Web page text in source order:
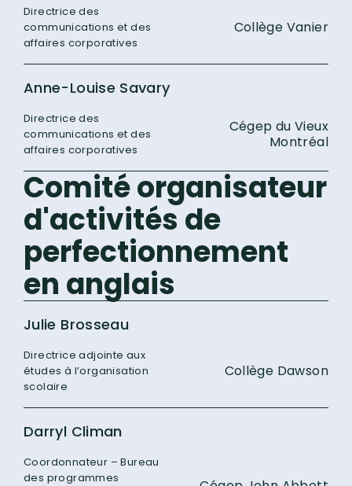
Directrice des
communications et des
affaires corporatives
Collège Vanier
Anne-Louise Savary
Directrice des
communications et des
affaires corporatives
Cégep du Vieux
Montréal
Comité organisateur
d'activités de
perfectionnement
en anglais
Julie Brosseau
Directrice adjointe aux
études à l’organisation
scolaire
Collège Dawson
Darryl Climan
Coordonnateur – Bureau
des programmes